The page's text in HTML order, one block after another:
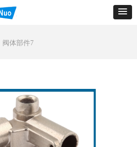
未将对象引用设置到对象的实例。
阀体部件7